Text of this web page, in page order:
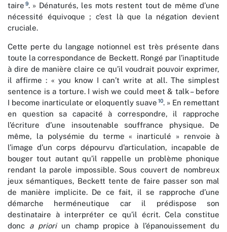
taire 9. » Dénaturés, les mots restent tout de même d’une
nécessité équivoque ; c’est là que la négation devient
cruciale.
Cette perte du langage notionnel est très présente dans
toute la correspondance de Beckett. Rongé par l’inaptitude
à dire de manière claire ce qu’il voudrait pouvoir exprimer,
il affirme : « you know I can’t write at all. The simplest
sentence is a torture. I wish we could meet & talk – before
I become inarticulate or eloquently suave 10. » En remettant
en question sa capacité à correspondre, il rapproche
l’écriture d’une insoutenable souffrance physique. De
même, la polysémie du terme « inarticulé » renvoie à
l’image d’un corps dépourvu d’articulation, incapable de
bouger tout autant qu’il rappelle un problème phonique
rendant la parole impossible. Sous couvert de nombreux
jeux sémantiques, Beckett tente de faire passer son mal
de manière implicite. De ce fait, il se rapproche d’une
démarche herméneutique car il prédispose son
destinataire à interpréter ce qu’il écrit. Cela constitue
donc a prioriun champ propice à l’épanouissement du